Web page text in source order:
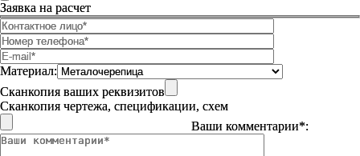
Заявка на расчет
Материал:
Сканкопия ваших реквизитов
Сканкопия чертежа, спецификации, схем
Ваши комментарии*: